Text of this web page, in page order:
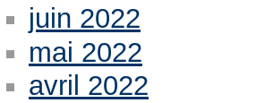
juin 2022
mai 2022
avril 2022